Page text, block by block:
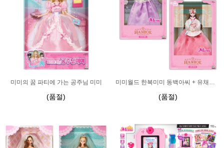
미미의 꿈 파티에 가는 공주님 미미
(품절)
미미월드 한복미미 동백아씨 + 유채아씨
(품절)